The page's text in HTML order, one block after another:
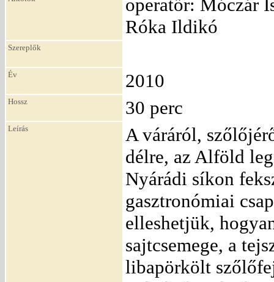
operatőr: Móczár
Róka Ildikó
Szereplők
Év 2010
Hossz 30 perc
Leírás
A váráról,
délre, az Alföld
Nyárádi síkon
gasztronómiai
elleshetjük,
sajtcsemege, a
libapörkölt